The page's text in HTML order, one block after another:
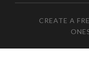
CREATE A